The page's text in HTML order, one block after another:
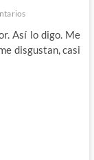
Así lo digo. Me
disgustan, casi